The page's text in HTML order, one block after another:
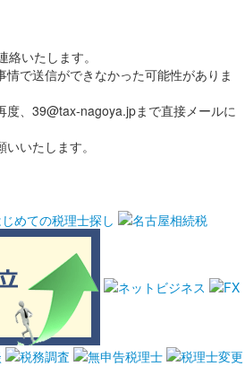
いたします。
で送信ができなかった可能性がありま
、 39@tax-nagoya.jpまで直接メールに
いたします。